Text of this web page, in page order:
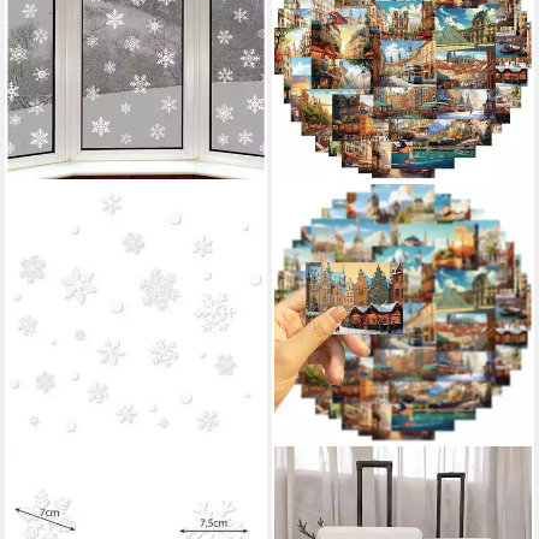
Fenstersticker Weihnachts-
Fensteraufkleber, glatt, ideal
LUXUSKOLLEKTION
Aufkleber Aufkleber 50er Set
Vinyl wasserdicht Laptop